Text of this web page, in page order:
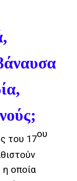
του 17ου
η οποία